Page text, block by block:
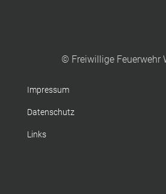
© Freiwillige Feuerwehr
Impressum
Datenschutz
Links